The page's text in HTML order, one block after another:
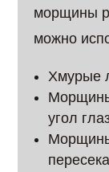
морщины
можно
Хмурые
угол